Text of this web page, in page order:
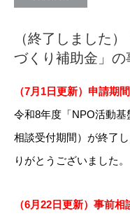
（終了しました
づくり補助金」
（7月1日更新）申請期
令和8年度「NPO活動
相談受付期間）が終了
りがとうございました。
（6月22日更新）事前